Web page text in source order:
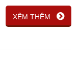
XÊM THÊM